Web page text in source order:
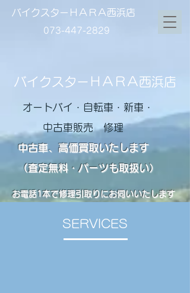
バイクスターＨＡＲＡ西浜店
073-447-2829
バイクスターＨＡＲＡ西浜店
オートバイ・自転車・新車・
中古車販売 修理
中古車、高価買取いたします
（査定無料・パーツも取扱い）
お電話1本で修理引取りにお伺いいたします
SERVICES